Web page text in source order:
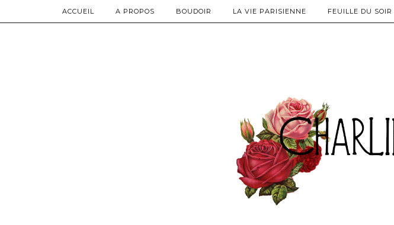
ACCUEIL A PROPOS BOUDOIR LA VIE PARISIENNE FEUILLE DU SOIR